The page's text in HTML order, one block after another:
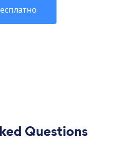
Questions